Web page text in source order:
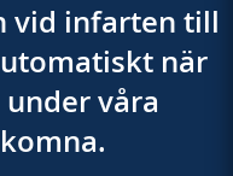
vid infarten till
när
våra